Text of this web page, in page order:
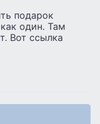
подарок
один. Там
Вот ссылка